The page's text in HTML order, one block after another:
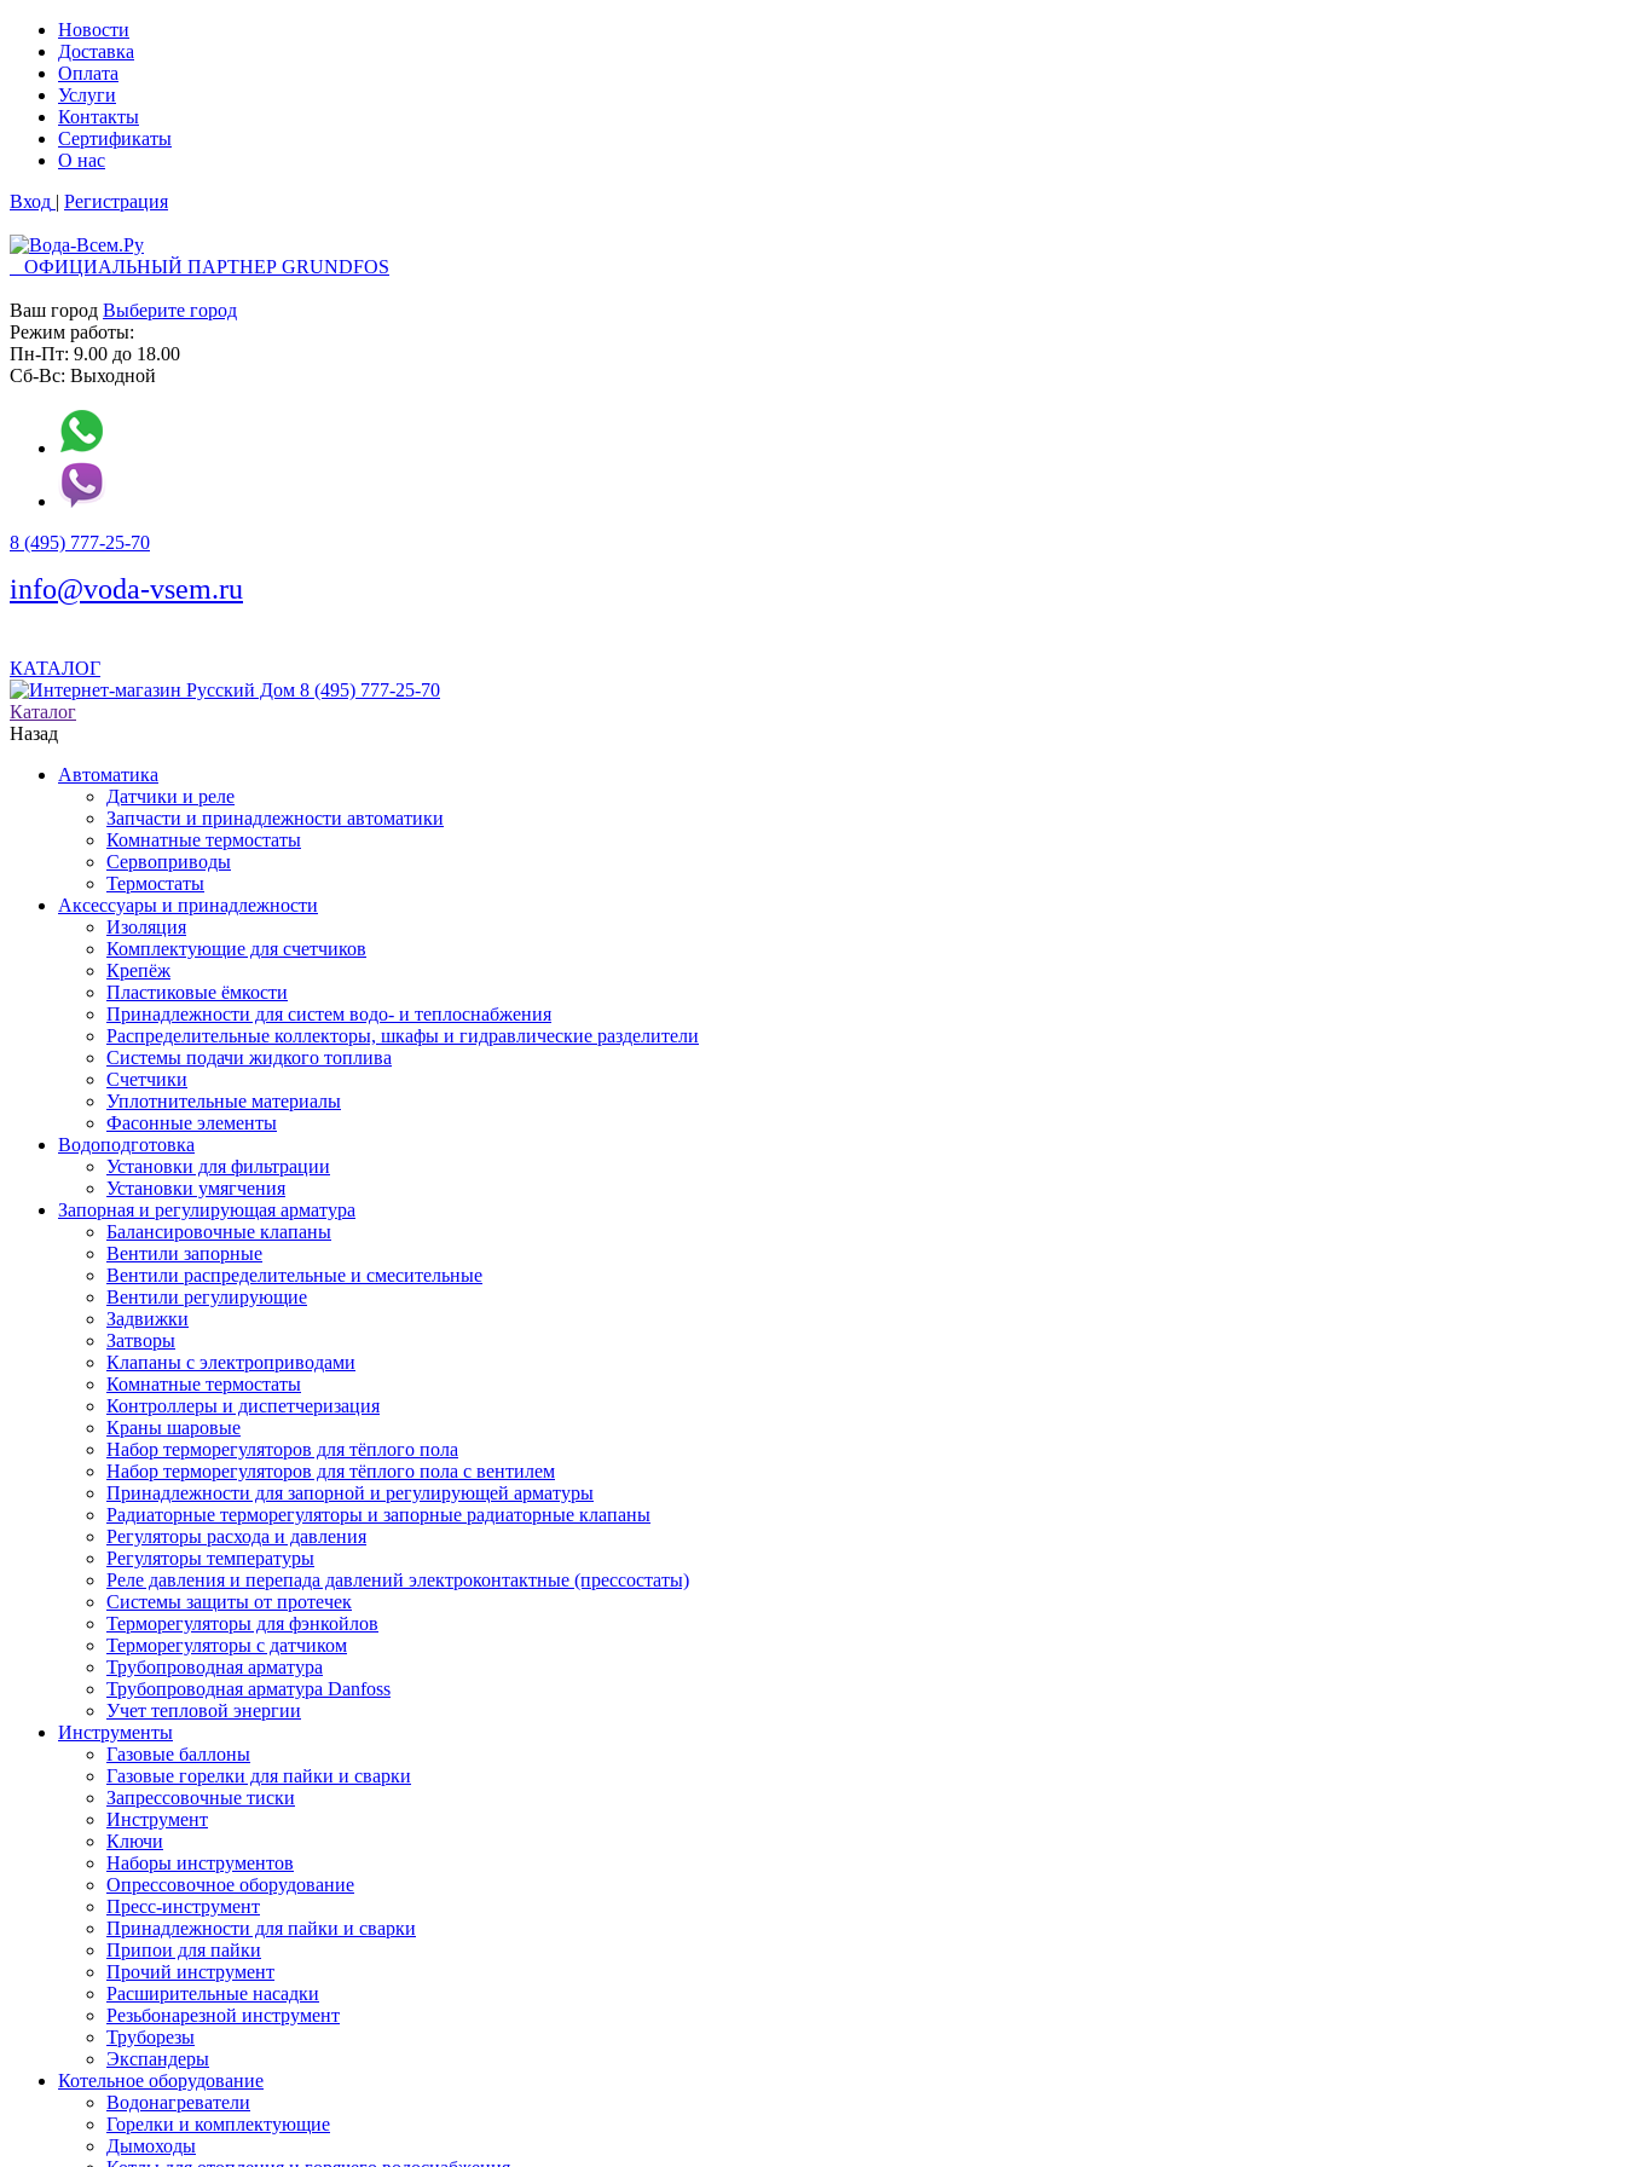
Новости
Доставка
Оплата
Услуги
Контакты
Cертификаты
О нас
Вход | Регистрация
ОФИЦИАЛЬНЫЙ ПАРТНЕР GRUNDFOS
Ваш город Выберите город
Режим работы:
Пн-Пт: 9.00 до 18.00
Сб-Вс: Выходной
8 (495) 777-25-70
info@voda-vsem.ru
КАТАЛОГ
8 (495) 777-25-70
Каталог
Назад
Автоматика
Датчики и реле
Запчасти и принадлежности автоматики
Комнатные термостаты
Сервоприводы
Термостаты
Аксессуары и принадлежности
Изоляция
Комплектующие для счетчиков
Крепёж
Пластиковые ёмкости
Принадлежности для систем водо- и теплоснабжения
Распределительные коллекторы, шкафы и гидравлические разделители
Системы подачи жидкого топлива
Счетчики
Уплотнительные материалы
Фасонные элементы
Водоподготовка
Установки для фильтрации
Установки умягчения
Запорная и регулирующая арматура
Балансировочные клапаны
Вентили запорные
Вентили распределительные и смесительные
Вентили регулирующие
Задвижки
Затворы
Клапаны с электроприводами
Комнатные термостаты
Контроллеры и диспетчеризация
Краны шаровые
Набор терморегуляторов для тёплого пола
Набор терморегуляторов для тёплого пола с вентилем
Принадлежности для запорной и регулирующей арматуры
Радиаторные терморегуляторы и запорные радиаторные клапаны
Регуляторы расхода и давления
Регуляторы температуры
Реле давления и перепада давлений электроконтактные (прессостаты)
Системы защиты от протечек
Терморегуляторы для фэнкойлов
Терморегуляторы с датчиком
Трубопроводная арматура
Трубопроводная арматура Danfoss
Учет тепловой энергии
Инструменты
Газовые баллоны
Газовые горелки для пайки и сварки
Запрессовочные тиски
Инструмент
Ключи
Наборы инструментов
Опрессовочное оборудование
Пресс-инструмент
Принадлежности для пайки и сварки
Припои для пайки
Прочий инструмент
Расширительные насадки
Резьбонарезной инструмент
Труборезы
Экспандеры
Котельное оборудование
Водонагреватели
Горелки и комплектующие
Дымоходы